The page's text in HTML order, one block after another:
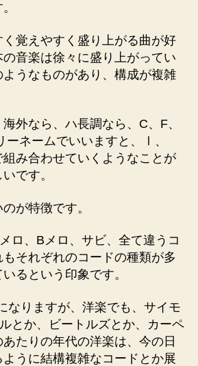
覚えやすく盛り上がる曲が好
の音楽は徐々に盛り上がってい
ようなものがあり、構成が複雑
外なら、ハ長調なら、C、F、
ーネームでいいますと、Ⅰ、
み合わせていくようなことが
です。
が特徴です。
ロ、Bメロ、サビ、全て違うコ
それぞれのコードの種類が多
るという印象です。
なりますが、洋楽でも、サイモ
とか、ビートルズとか、カーペ
たりの年代の洋楽は、今の日
うに結構複雑なコードとか展